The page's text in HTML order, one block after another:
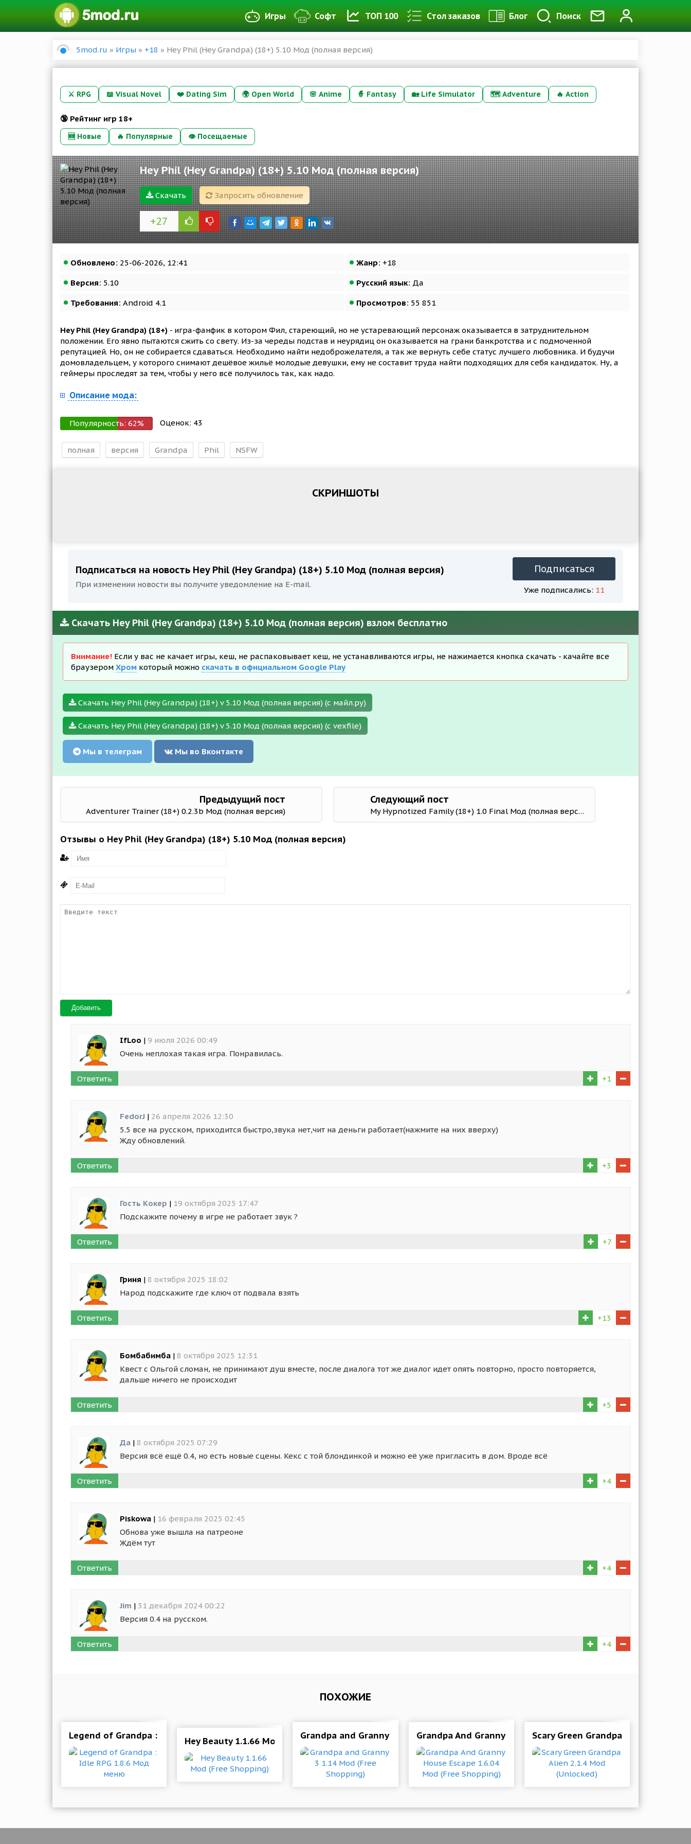
Игры Софт ТОП 100 Стол заказов Блог Поиск
5mod.ru » Игры » +18 » Hey Phil (Hey Grandpa) (18+) 5.10 Мод (полная версия)
⚔️ RPG 📖 Visual Novel ❤️ Dating Sim 🌍 Open World 🌸 Anime 🧙 Fantasy 🏡 Life Simulator 🗺️ Adventure 🔥 Action
🔞 Рейтинг игр 18+
🆕 Новые 🔥 Популярные 👁 Посещаемые
Hey Phil (Hey Grandpa) (18+) 5.10 Мод (полная версия)
Скачать Запросить обновление
+27
Обновлено: 25-06-2026, 12:41 Жанр: +18
Версия: 5.10 Русский язык: Да
Требования: Android 4.1 Просмотров: 55 851
Hey Phil (Hey Grandpa) (18+) - игра-фанфик в котором Фил, стареющий, но не устаревающий персонаж оказывается в затруднительном
положении. Его явно пытаются сжить со свету. Из-за череды подстав и неурядиц он оказывается на грани банкротства и с подмоченной
репутацией. Но, он не собирается сдаваться. Необходимо найти недоброжелателя, а так же вернуть себе статус лучшего любовника. И будучи
домовладельцем, у которого снимают дешёвое жильё молодые девушки, ему не составит труда найти подходящих для себя кандидаток. Ну, а
геймеры проследят за тем, чтобы у него всё получилось так, как надо.
Описание мода:
Популярность: 62% Оценок: 43
полная версия Grandpa Phil NSFW
СКРИНШОТЫ
Подписаться на новость Hey Phil (Hey Grandpa) (18+) 5.10 Мод (полная версия)
При изменении новости вы получите уведомление на E-mail.
Подписаться
Уже подписались: 11
Скачать Hey Phil (Hey Grandpa) (18+) 5.10 Мод (полная версия) взлом бесплатно
Внимание! Если у вас не качает игры, кеш, не распаковывает кеш, не устанавливаются игры, не нажимается кнопка скачать - качайте все
браузером Хром который можно скачать в официальном Google Play
Скачать Hey Phil (Hey Grandpa) (18+) v 5.10 Мод (полная версия) (с майл.ру)
Скачать Hey Phil (Hey Grandpa) (18+) v 5.10 Мод (полная версия) (с vexfile)
Мы в телеграм Мы во Вконтакте
Предыдущий пост
Adventurer Trainer (18+) 0.2.3b Мод (полная версия)
Следующий пост
My Hypnotized Family (18+) 1.0 Final Мод (полная версия)
Отзывы о Hey Phil (Hey Grandpa) (18+) 5.10 Мод (полная версия)
Добавить
IfLoo | 9 июля 2026 00:49
Очень неплохая такая игра. Понравилась.
Ответить +1
FedorJ | 26 апреля 2026 12:30
5.5 все на русском, приходится быстро,звука нет,чит на деньги работает(нажмите на них вверху)
Жду обновлений.
Ответить +3
Гость Кокер | 19 октября 2025 17:47
Подскажите почему в игре не работает звук ?
Ответить +7
Гриня | 8 октября 2025 18:02
Народ подскажите где ключ от подвала взять
Ответить +13
Бомбабимба | 8 октября 2025 12:31
Квест с Ольгой сломан, не принимают душ вместе, после диалога тот же диалог идет опять повторно, просто повторяется,
дальше ничего не происходит
Ответить +5
Да | 8 октября 2025 07:29
Версия всё ещё 0.4, но есть новые сцены. Кекс с той блондинкой и можно её уже пригласить в дом. Вроде всё
Ответить +4
Piskowa | 16 февраля 2025 02:45
Обнова уже вышла на патреоне
Ждём тут
Ответить +4
Jim | 31 декабря 2024 00:22
Версия 0.4 на русском.
Ответить +4
ПОХОЖИЕ
Legend of Grandpa : Idle RPG 1.8.6 Мод менюHey Beauty 1.1.66 Mod (Free Shopping)Grandpa and Granny 3 1.14 Mod (Free Shopping)Grandpa And Granny House Escape 1.6.04 Mod (Free Shopping)
Scary Green Grandpa Alien 2.1.4